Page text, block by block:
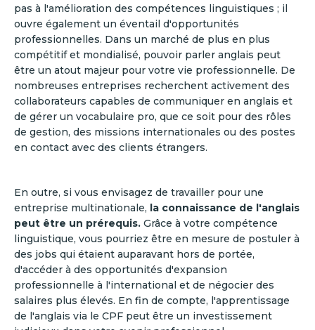
pas à l'amélioration des compétences linguistiques ; il
ouvre également un éventail d'opportunités
professionnelles. Dans un marché de plus en plus
compétitif et mondialisé, pouvoir parler anglais peut
être un atout majeur pour votre vie professionnelle. De
nombreuses entreprises recherchent activement des
collaborateurs capables de communiquer en anglais et
de gérer un vocabulaire pro, que ce soit pour des rôles
de gestion, des missions internationales ou des postes
en contact avec des clients étrangers.
En outre, si vous envisagez de travailler pour une
entreprise multinationale, la connaissance de l'anglais
peut être un prérequis. Grâce à votre compétence
linguistique, vous pourriez être en mesure de postuler à
des jobs qui étaient auparavant hors de portée,
d'accéder à des opportunités d'expansion
professionnelle à l'international et de négocier des
salaires plus élevés. En fin de compte, l'apprentissage
de l'anglais via le CPF peut être un investissement